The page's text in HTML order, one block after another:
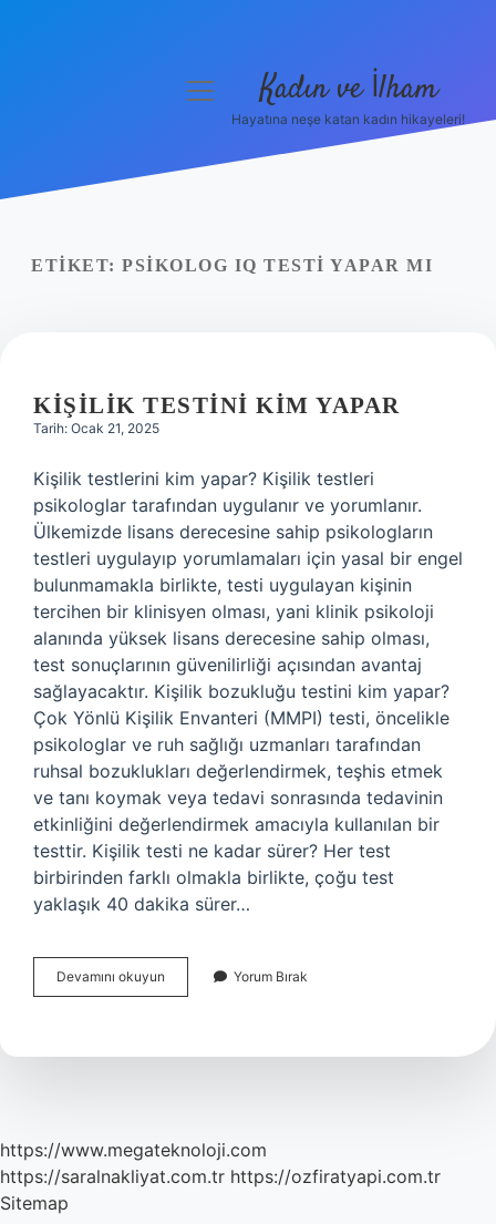
Yasal Uyarı
menüyü
Kadın ve İlham
Hayatına neşe katan kadın hikayeleri!
ETIKET: PSIKOLOG IQ TESTI YAPAR MI
KIŞILIK TESTINI KIM YAPAR
Tarih: Ocak 21, 2025
Kişilik testlerini kim yapar? Kişilik testleri
psikologlar tarafından uygulanır ve yorumlanır.
Ülkemizde lisans derecesine sahip psikologların
testleri uygulayıp yorumlamaları için yasal bir engel
bulunmamakla birlikte, testi uygulayan kişinin
tercihen bir klinisyen olması, yani klinik psikoloji
alanında yüksek lisans derecesine sahip olması,
test sonuçlarının güvenilirliği açısından avantaj
sağlayacaktır. Kişilik bozukluğu testini kim yapar?
Çok Yönlü Kişilik Envanteri (MMPI) testi, öncelikle
psikologlar ve ruh sağlığı uzmanları tarafından
ruhsal bozuklukları değerlendirmek, teşhis etmek
ve tanı koymak veya tedavi sonrasında tedavinin
etkinliğini değerlendirmek amacıyla kullanılan bir
testtir. Kişilik testi ne kadar sürer? Her test
birbirinden farklı olmakla birlikte, çoğu test
yaklaşık 40 dakika sürer…
Devamını okuyun
Testini
Yorum Bırak
https://www.megateknoloji.com
https://saralnakliyat.com.tr https://ozfiratyapi.com.tr
Sitemap